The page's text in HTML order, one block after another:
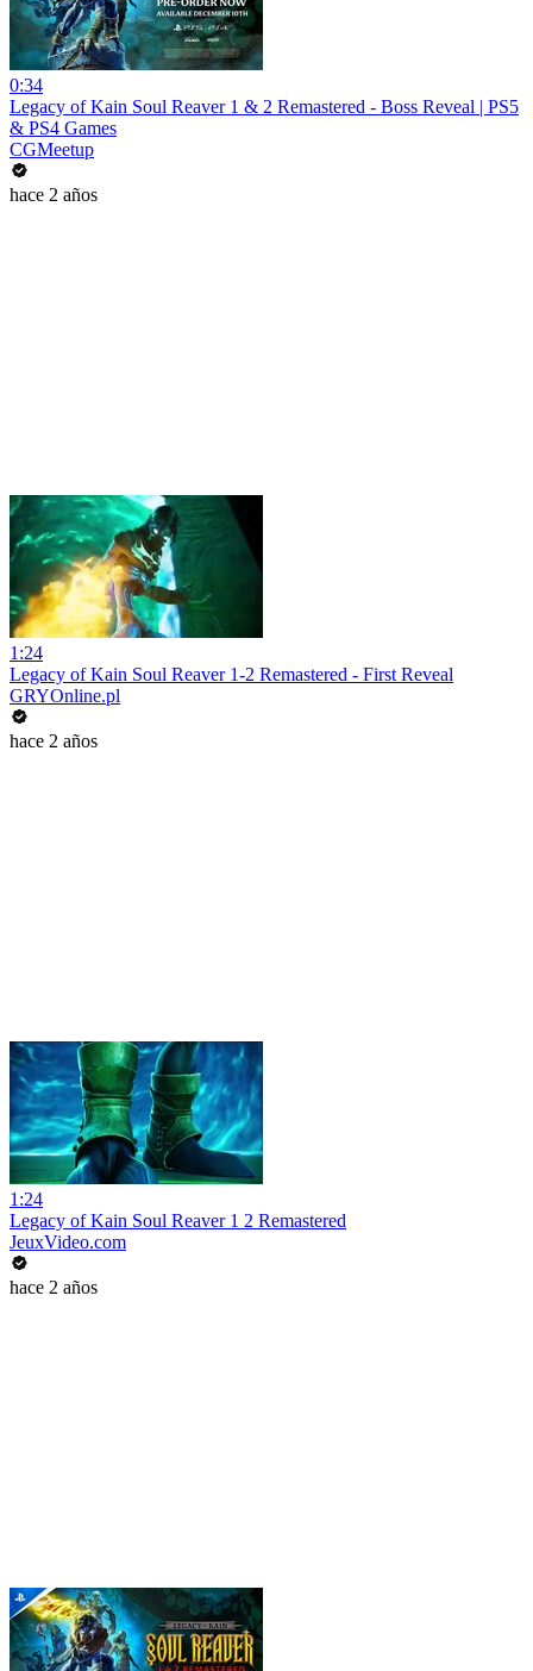
0:34
Legacy of Kain Soul Reaver 1 & 2 Remastered - Boss Reveal | PS5
& PS4 Games
CGMeetup
hace 2 años
1:24
Legacy of Kain Soul Reaver 1-2 Remastered - First Reveal
GRYOnline.pl
hace 2 años
1:24
Legacy of Kain Soul Reaver 1 2 Remastered
JeuxVideo.com
hace 2 años